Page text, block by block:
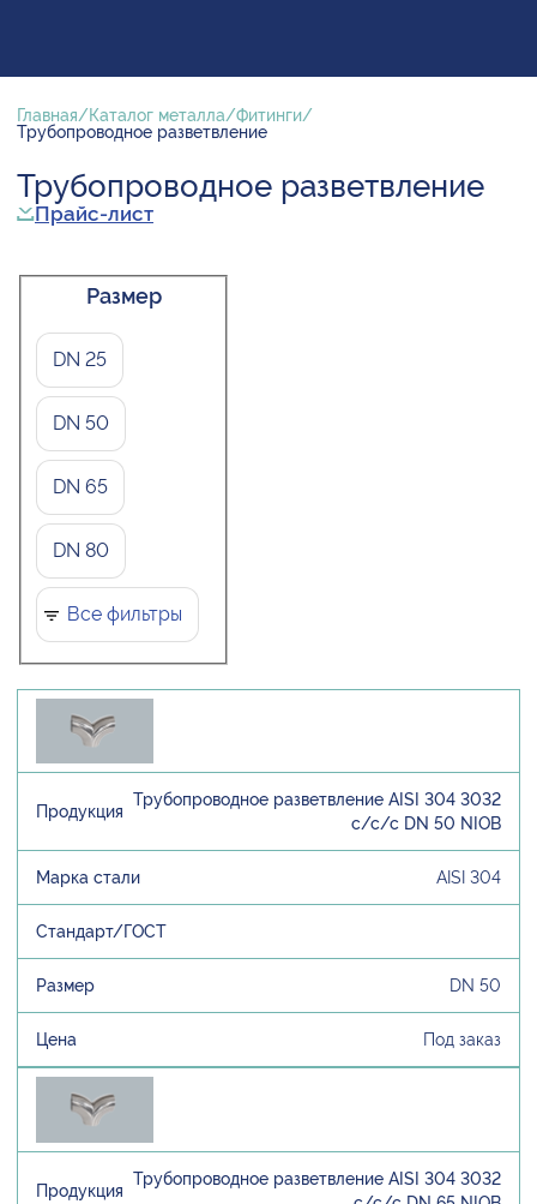
Главная Каталог металла
Фитинги
Трубопроводное разветвление
Трубопроводное разветвление
Прайс-лист
Размер
DN 25
DN 50
DN 65
DN 80
Все фильтры
Трубопроводное разветвление AISI 304 3032
с/с/с DN 50 NIOB
AISI 304
DN 50
Под заказ
Трубопроводное разветвление AISI 304 3032